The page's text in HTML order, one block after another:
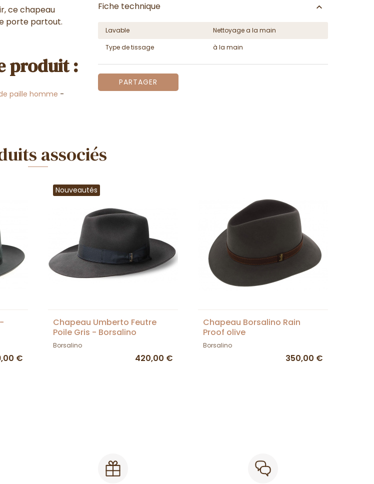
ce chapeau
porte partout.
produit :
paille homme -
Fiche technique
Lavable
Nettoyage a la main
Type de tissage
à la main
PARTAGER
associés
€
Nouveautés
Chapeau Umberto Feutre
Poile Gris - Borsalino
Borsalino
420,00 €
Chapeau Borsalino Rain
Proof olive
Borsalino
350,00 €